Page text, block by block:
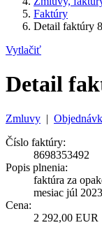
Faktúry
Detail faktúry
Vytlačiť
Detail
Zmluvy |
Číslo faktúry:
8698353492
Popis plnenia:
faktúra za
mesiac júl 2023
Cena:
2 292,00 EUR